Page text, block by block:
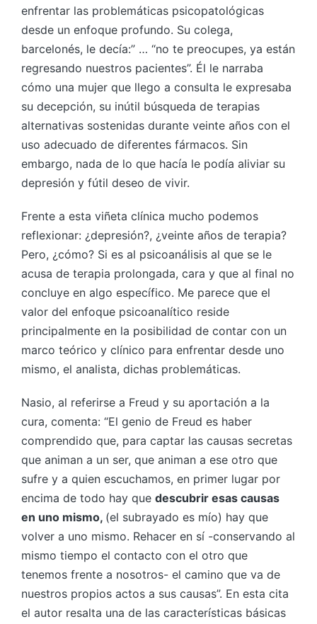
enfrentar las problemáticas psicopatológicas
desde un enfoque profundo. Su colega,
barcelonés, le decía:” … “no te preocupes, ya están
regresando nuestros pacientes”. Él le narraba
cómo una mujer que llego a consulta le expresaba
su decepción, su inútil búsqueda de terapias
alternativas sostenidas durante veinte años con el
uso adecuado de diferentes fármacos. Sin
embargo, nada de lo que hacía le podía aliviar su
depresión y fútil deseo de vivir.
Frente a esta viñeta clínica mucho podemos
reflexionar: ¿depresión?, ¿veinte años de terapia?
Pero, ¿cómo? Si es al psicoanálisis al que se le
acusa de terapia prolongada, cara y que al final no
concluye en algo específico. Me parece que el
valor del enfoque psicoanalítico reside
principalmente en la posibilidad de contar con un
marco teórico y clínico para enfrentar desde uno
mismo, el analista, dichas problemáticas.
Nasio, al referirse a Freud y su aportación a la
cura, comenta: “El genio de Freud es haber
comprendido que, para captar las causas secretas
que animan a un ser, que animan a ese otro que
sufre y a quien escuchamos, en primer lugar por
encima de todo hay que descubrir esas causas
en uno mismo, (el subrayado es mío) hay que
volver a uno mismo. Rehacer en sí -conservando al
mismo tiempo el contacto con el otro que
tenemos frente a nosotros- el camino que va de
nuestros propios actos a sus causas”. En esta cita
el autor resalta una de las características básicas